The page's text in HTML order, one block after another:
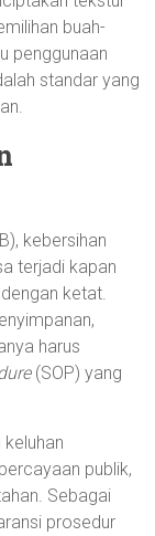
buah-
penggunaan
standar yang
kebersihan
terjadi kapan
ketat.
harus
(SOP) yang
publik,
Sebagai
prosedur